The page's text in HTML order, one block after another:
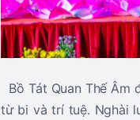
Bồ Tát Quan Thế Âm
từ bi và trí tuệ. Nghài